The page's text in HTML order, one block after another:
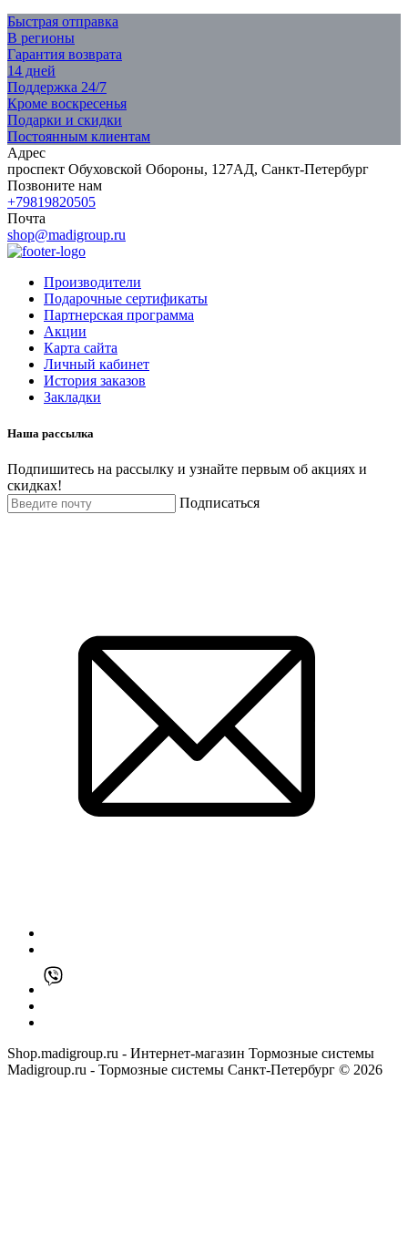
Быстрая отправка
В регионы
Гарантия возврата
14 дней
Поддержка 24/7
Кроме воскресенья
Подарки и скидки
Постоянным клиентам
Адрес
проспект Обуховской Обороны, 127АД, Санкт-Петербург
Позвоните нам
+79819820505
Почта
shop@madigroup.ru
Производители
Подарочные сертификаты
Партнерская программа
Акции
Карта сайта
Личный кабинет
История заказов
Закладки
Наша рассылка
Подпишитесь на рассылку и узнайте первым об акциях и
скидках!
Подписаться
Shop.madigroup.ru - Интернет-магазин Тормозные системы
Madigroup.ru - Тормозные системы Санкт-Петербург © 2026